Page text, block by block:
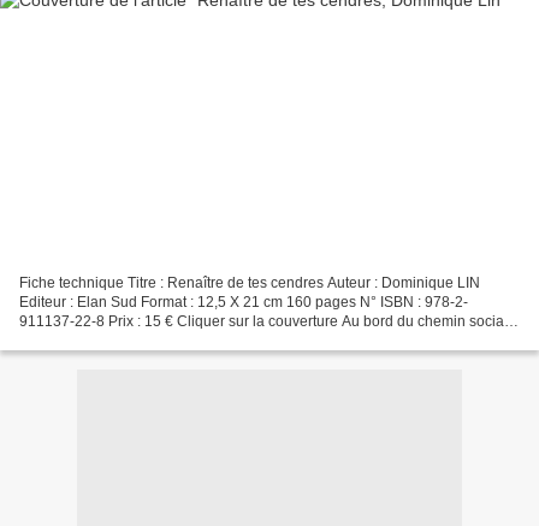
Fiche technique Titre : Renaître de tes cendres Auteur : Dominique LIN
Editeur : Elan Sud Format : 12,5 X 21 cm 160 pages N° ISBN : 978-2-
911137-22-8 Prix : 15 € Cliquer sur la couverture Au bord du chemin social